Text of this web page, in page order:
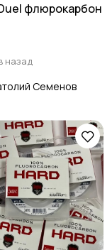
флюрокарбон
назад
Семенов